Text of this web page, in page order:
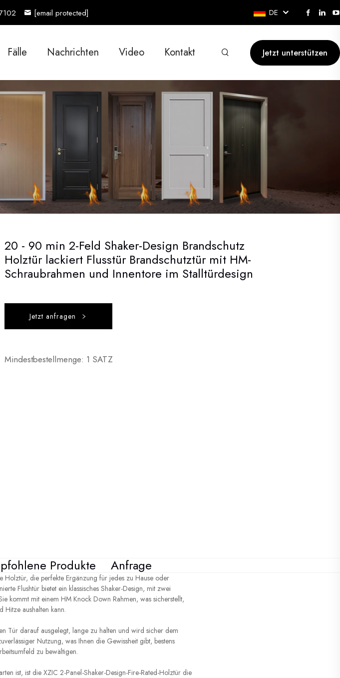
[email protected] DE
Fälle Nachrichten Video Kontakt Jetzt unterstützen
20 - 90 min 2-Feld Shaker-Design Brandschutz
Holztür lackiert Flusstür Brandschutztür mit HM-
Schraubrahmen und Innentore im Stalltürdesign
Jetzt anfragen
Mindestbestellmenge: 1 SATZ
Produkte Anfrage
Holztür, die perfekte Ergänzung für jedes zu Hause oder
Flushtür bietet ein klassisches Shaker-Design, mit zwei
kommt mit einem HM Knock Down Rahmen, was sicherstellt,
Hitze aushalten kann.
Tür darauf ausgelegt, lange zu halten und wird sicher dem
Nutzung, was Ihnen die Gewissheit gibt, bestens
zu bewältigen.
ist, ist die XZIC 2-Panel-Shaker-Design-Fire-Rated-Holztür die